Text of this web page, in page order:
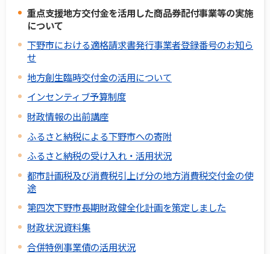
重点支援地方交付金を活用した商品券配付事業等の実施
について
下野市における適格請求書発行事業者登録番号のお知ら
せ
地方創生臨時交付金の活用について
インセンティブ予算制度
財政情報の出前講座
ふるさと納税による下野市への寄附
ふるさと納税の受け入れ・活用状況
都市計画税及び消費税引上げ分の地方消費税交付金の使
途
第四次下野市長期財政健全化計画を策定しました
財政状況資料集
合併特例事業債の活用状況